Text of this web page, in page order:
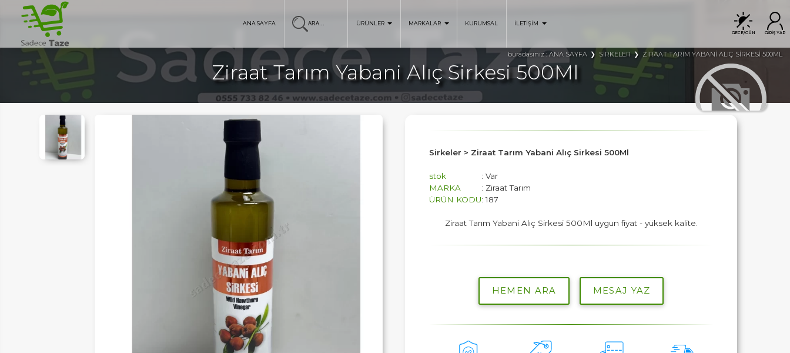
GECE/GÜN GİRİŞ YAP
ANA SAYFA ÜRÜNLER MARKALAR KURUMSAL İLETİŞİM
buradasınız :ANA SAYFA SİRKELER ZİRAAT TARIM YABANİ ALIÇ SİRKESİ 500ML
Ziraat Tarım Yabani Alıç Sirkesi 500Ml
Sirkeler > Ziraat Tarım Yabani Alıç Sirkesi 500Ml
stok
: Var
MARKA
: Ziraat Tarım
ÜRÜN KODU: 187
Ziraat Tarım Yabani Alıç Sirkesi 500Ml uygun fiyat - yüksek kalite.
HEMEN ARA MESAJ YAZ